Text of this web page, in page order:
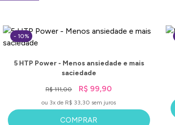
- 10%
5 HTP Power - Menos ansiedade e mais
saciedade
R$ 111,00 R$ 99,90
ou 3x de R$ 33,30 sem juros
COMPRAR